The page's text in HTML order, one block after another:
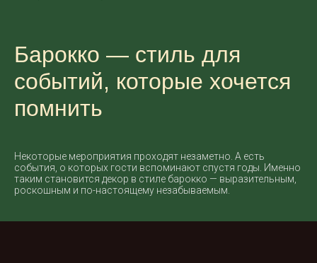
Барокко — стиль для
событий, которые хочется
помнить
Некоторые мероприятия проходят незаметно. А есть
события, о которых гости вспоминают спустя годы. Именно
таким становится декор в стиле барокко — выразительным,
роскошным и по-настоящему незабываемым.